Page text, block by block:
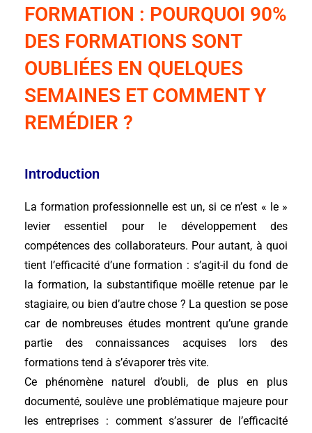
FORMATION : POURQUOI 90%
DES FORMATIONS SONT
OUBLIÉES EN QUELQUES
SEMAINES ET COMMENT Y
REMÉDIER ?
Introduction
La formation professionnelle est un, si ce n’est « le »
levier essentiel pour le développement des
compétences des collaborateurs. Pour autant, à quoi
tient l’efficacité d’une formation : s’agit-il du fond de
la formation, la substantifique moëlle retenue par le
stagiaire, ou bien d’autre chose ? La question se pose
car de nombreuses études montrent qu’une grande
partie des connaissances acquises lors des
formations tend à s’évaporer très vite.
Ce phénomène naturel d’oubli, de plus en plus
documenté, soulève une problématique majeure pour
les entreprises : comment s’assurer de l’efficacité